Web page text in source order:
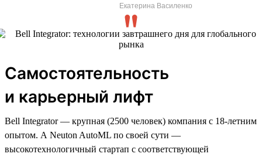
Екатерина Василенко
Самостоятельность
и карьерный лифт
Bell Integrator — крупная (2500 человек) компания с 18-летним
опытом. А Neuton AutoML по своей сути —
высокотехнологичный стартап с соответствующей